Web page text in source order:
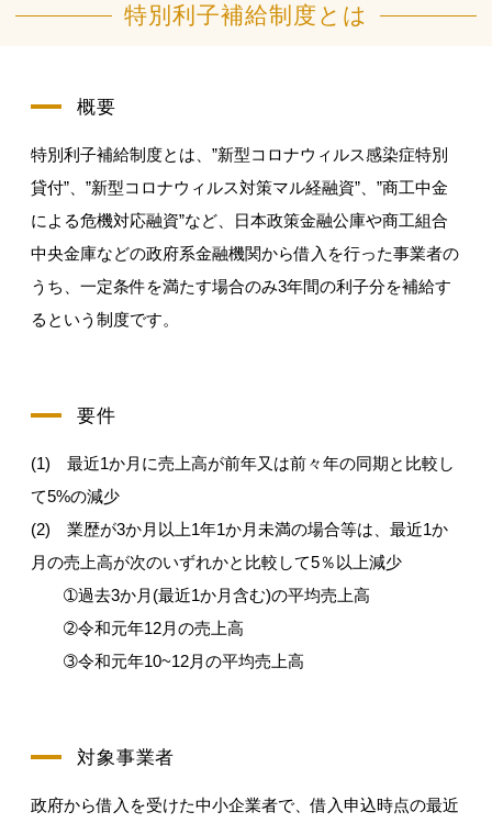
特別利子補給制度とは
概要
特別利子補給制度とは、”新型コロナウィルス感染症特別
貸付”、”新型コロナウィルス対策マル経融資”、”商工中金
による危機対応融資”など、日本政策金融公庫や商工組合
中央金庫などの政府系金融機関から借入を行った事業者の
うち、一定条件を満たす場合のみ3年間の利子分を補給す
るという制度です。
要件
(1) 最近1か月に売上高が前年又は前々年の同期と比較し
て5%の減少
(2) 業歴が3か月以上1年1か月未満の場合等は、最近1か
月の売上高が次のいずれかと比較して5％以上減少
➀過去3か月(最近1か月含む)の平均売上高
➁令和元年12月の売上高
➂令和元年10~12月の平均売上高
対象事業者
政府から借入を受けた中小企業者で、借入申込時点の最近